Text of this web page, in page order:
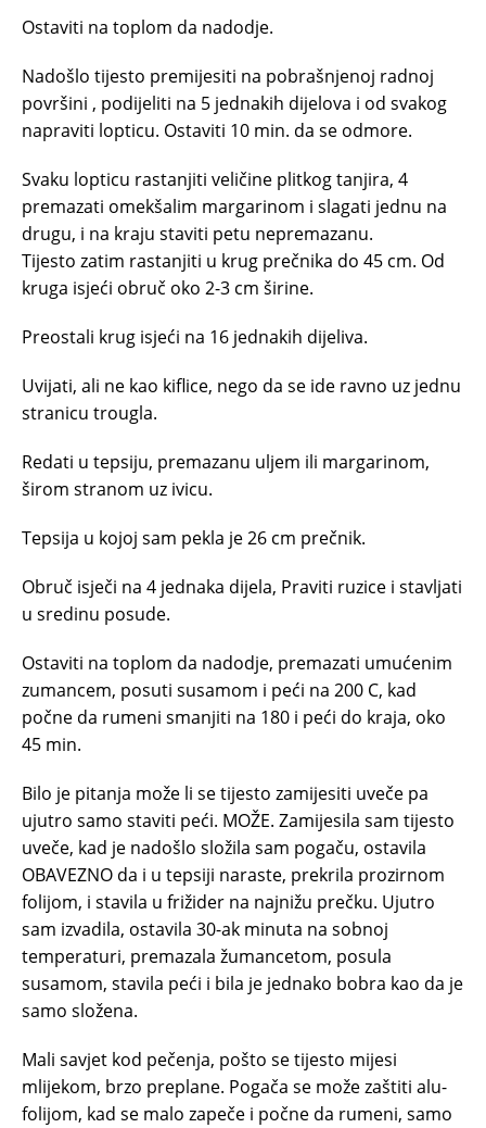
Ostaviti na toplom da nadodje.
Nadošlo tijesto premijesiti na pobrašnjenoj radnoj
površini , podijeliti na 5 jednakih dijelova i od svakog
napraviti lopticu. Ostaviti 10 min. da se odmore.
Svaku lopticu rastanjiti veličine plitkog tanjira, 4
premazati omekšalim margarinom i slagati jednu na
drugu, i na kraju staviti petu nepremazanu.
Tijesto zatim rastanjiti u krug prečnika do 45 cm. Od
kruga isjeći obruč oko 2-3 cm širine.
Preostali krug isjeći na 16 jednakih dijeliva.
Uvijati, ali ne kao kiflice, nego da se ide ravno uz jednu
stranicu trougla.
Redati u tepsiju, premazanu uljem ili margarinom,
širom stranom uz ivicu.
Tepsija u kojoj sam pekla je 26 cm prečnik.
Obruč isječi na 4 jednaka dijela, Praviti ruzice i stavljati
u sredinu posude.
Ostaviti na toplom da nadodje, premazati umućenim
zumancem, posuti susamom i peći na 200 C, kad
počne da rumeni smanjiti na 180 i peći do kraja, oko
45 min.
Bilo je pitanja može li se tijesto zamijesiti uveče pa
ujutro samo staviti peći. MOŽE. Zamijesila sam tijesto
uveče, kad je nadošlo složila sam pogaču, ostavila
OBAVEZNO da i u tepsiji naraste, prekrila prozirnom
folijom, i stavila u frižider na najnižu prečku. Ujutro
sam izvadila, ostavila 30-ak minuta na sobnoj
temperaturi, premazala žumancetom, posula
susamom, stavila peći i bila je jednako bobra kao da je
samo složena.
Mali savjet kod pečenja, pošto se tijesto mijesi
mlijekom, brzo preplane. Pogača se može zaštiti alu-
folijom, kad se malo zapeče i počne da rumeni, samo